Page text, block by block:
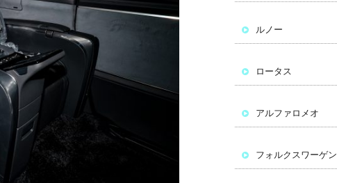
ルノー
ロータス
アルファロメオ
フォルクスワーゲン